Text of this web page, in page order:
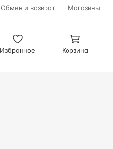
Обмен и возврат Магазины
Избранное Корзина